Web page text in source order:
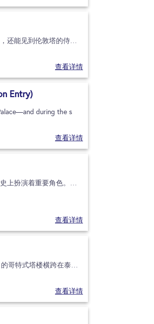
在伦敦塔的精华之旅中，您将看到举世闻名的王冠上的珠宝，还能见到伦敦塔的侍从。伦敦塔曾是要塞、监狱、皇家铸币厂，现在则是一个旅游景点。在过去的几个世纪里，伦敦塔历
查看详情
Entry)
during the s
查看详情
从皇室婚礼、国葬到著名葬礼等等，圣保罗大教堂在伦敦历史上扮演着重要角色。圣保罗大教堂毗邻泰晤士河，是伦敦最具标志性的建筑之一。英国著名建筑师克里斯托弗-雷恩（C
查看详情
塔桥是伦敦最具代表性的地标之一，自1894年以来，其醒目的哥特式塔楼横跨在泰晤士河之上。走进塔桥内部，了解这座工程奇迹背后的故事，从设计与建造过程到塑造它的精彩
查看详情